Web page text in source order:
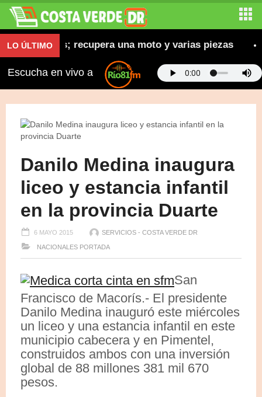
LO ÚLTIMO
robadas; recupera una moto y varias piezas
Escucha en vivo a
Danilo Medina inaugura
liceo y estancia infantil
en la provincia Duarte
6 MAYO 2015 SERVICIOS - COSTA VERDE DR
NACIONALES PORTADA
San
Francisco de Macorís.- El presidente
Danilo Medina inauguró este miércoles
un liceo y una estancia infantil en este
municipio cabecera y en Pimentel,
construidos ambos con una inversión
global de 88 millones 381 mil 670
pesos.